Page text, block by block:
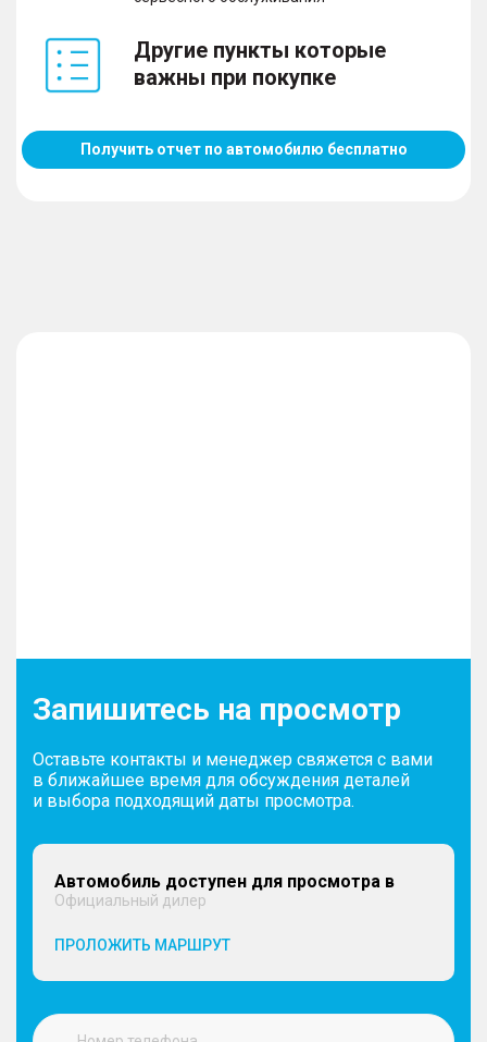
Другие пункты которые
важны при покупке
Получить отчет по автомобилю бесплатно
Запишитесь на просмотр
Оставьте контакты и менеджер свяжется с вами
в ближайшее время для обсуждения деталей
и выбора подходящий даты просмотра.
Автомобиль доступен для просмотра в
Официальный дилер
ПРОЛОЖИТЬ МАРШРУТ